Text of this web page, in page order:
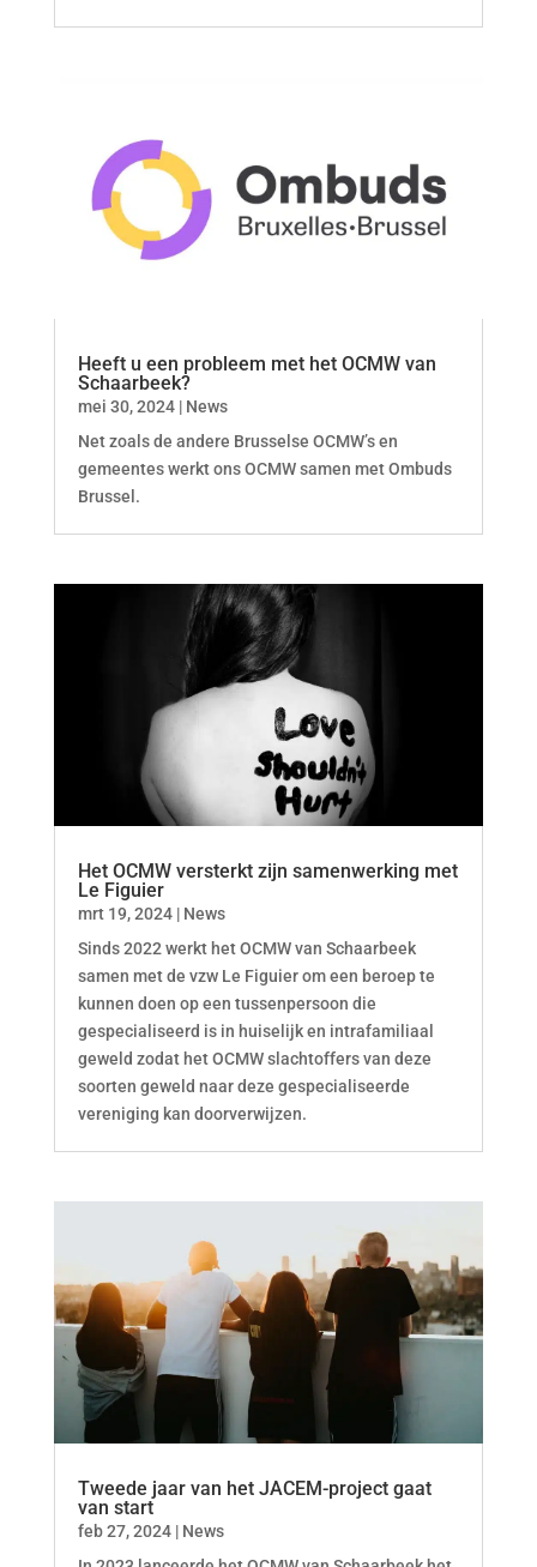
Heeft u een probleem met het OCMW van
Schaarbeek?
mei 30, 2024| News
Net zoals de andere Brusselse OCMW’s en
gemeentes werkt ons OCMW samen met Ombuds
Brussel.
Het OCMW versterkt zijn samenwerking met
Le Figuier
mrt 19, 2024| News
Sinds 2022 werkt het OCMW van Schaarbeek
samen met de vzw Le Figuier om een beroep te
kunnen doen op een tussenpersoon die
gespecialiseerd is in huiselijk en intrafamiliaal
geweld zodat het OCMW slachtoffers van deze
soorten geweld naar deze gespecialiseerde
vereniging kan doorverwijzen.
Tweede jaar van het JACEM-project gaat
van start
feb 27, 2024| News